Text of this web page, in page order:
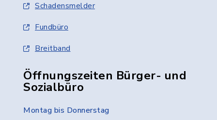
Schadensmelder
Fundbüro
Breitband
Öffnungszeiten Bürger- und
Sozialbüro
Montag bis Donnerstag